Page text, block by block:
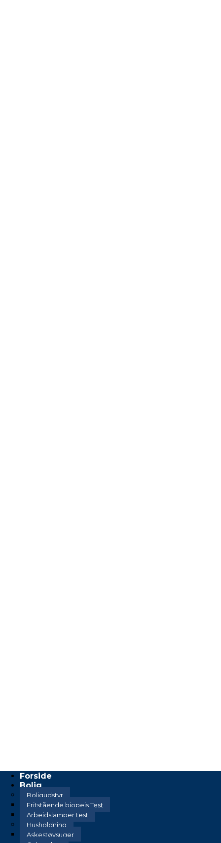
Forside
Bolig
Boligudstyr
Fritstående biopejs Test
Arbejdslamper test
Husholdning
Askestøvsuger